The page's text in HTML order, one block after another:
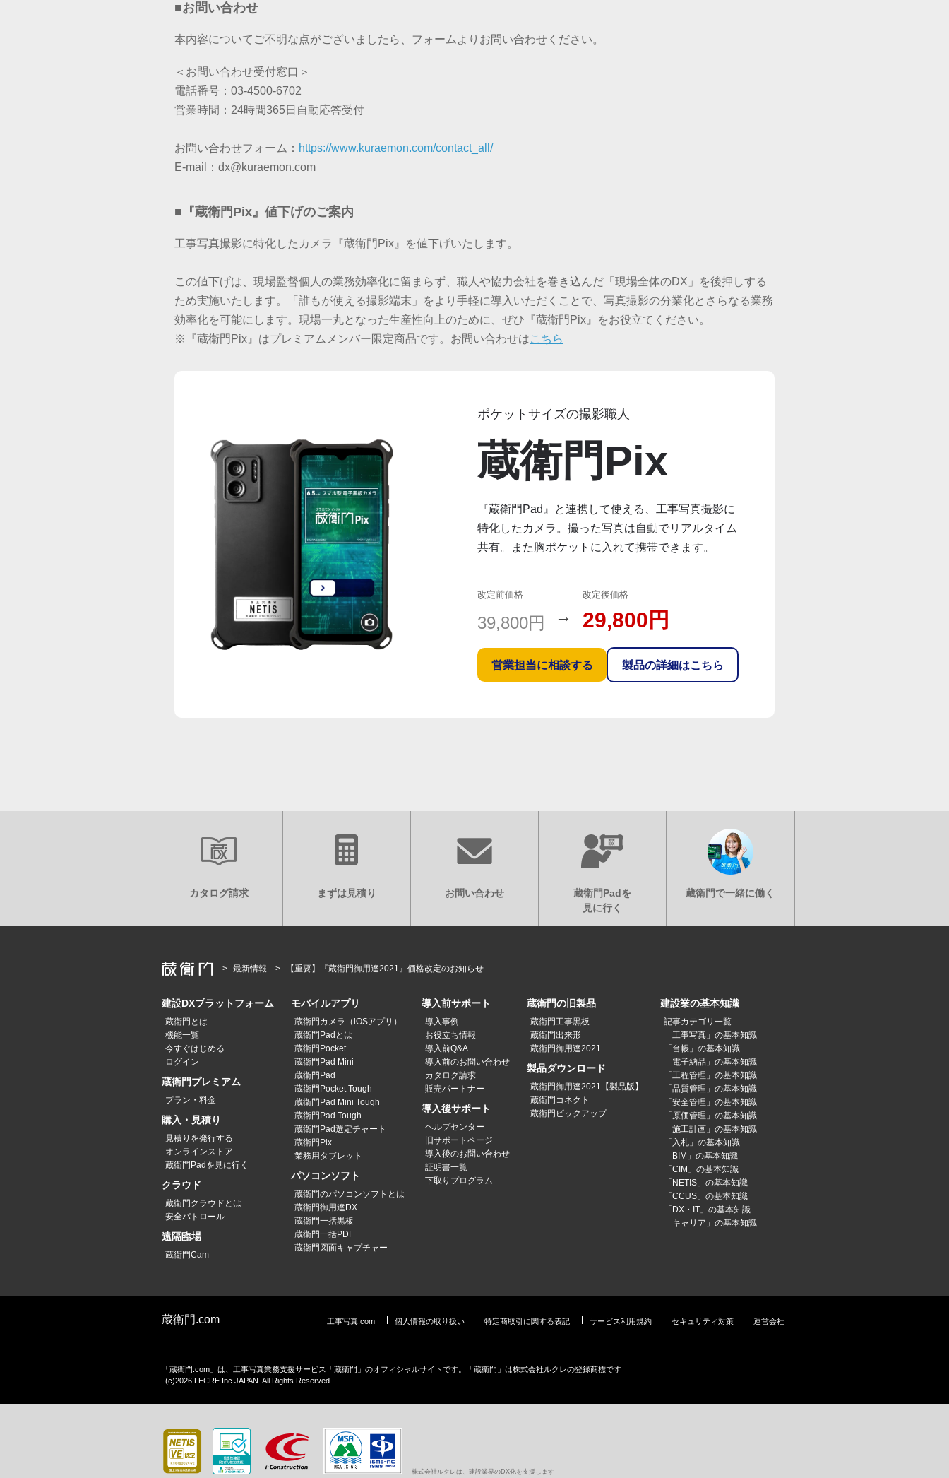
■お問い合わせ
本内容についてご不明な点がございましたら、フォームよりお問い合わせください。
＜お問い合わせ受付窓口＞
電話番号：03-4500-6702
営業時間：24時間365日自動応答受付
お問い合わせフォーム： https://www.kuraemon.com/contact_all/
E-mail：dx@kuraemon.com
■『蔵衛門Pix』値下げのご案内
工事写真撮影に特化したカメラ『蔵衛門Pix』を値下げいたします。
この値下げは、現場監督個人の業務効率化に留まらず、職人や協力会社を巻き込んだ「現場全体のDX」を後押しする
ため実施いたします。「誰もが使える撮影端末」をより手軽に導入いただくことで、写真撮影の分業化とさらなる業務
効率化を可能にします。現場一丸となった生産性向上のために、ぜひ『蔵衛門Pix』をお役立てください。
※『蔵衛門Pix』はプレミアムメンバー限定商品です。お問い合わせはこちら
ポケットサイズの撮影職人
蔵衛門Pix
『蔵衛門Pad』と連携して使える、工事写真撮影に
特化したカメラ。撮った写真は自動でリアルタイム
共有。また胸ポケットに入れて携帯できます。
改定前価格
39,800円 →
改定後価格
29,800円
営業担当に相談する 製品の詳細はこちら
カタログ請求 まずは見積り お問い合わせ
蔵衛門Padを
見に行く
最新情報 【重要】『蔵衛門御用達2021』価格改定のお知らせ
建設DXプラットフォーム
蔵衛門とは
機能一覧
今すぐはじめる
ログイン
蔵衛門プレミアム
プラン・料金
購入・見積り
見積りを発行する
オンラインストア
蔵衛門Padを見に行く
クラウド
蔵衛門クラウドとは
安全パトロール
遠隔臨場
蔵衛門Cam
モバイルアプリ
蔵衛門カメラ（iOSアプリ）
蔵衛門Padとは
蔵衛門Pocket
蔵衛門Pad Mini
蔵衛門Pad
蔵衛門Pocket Tough
蔵衛門Pad Mini Tough
蔵衛門Pad Tough
蔵衛門Pad選定チャート
蔵衛門Pix
業務用タブレット
パソコンソフト
蔵衛門のパソコンソフトとは
蔵衛門御用達DX
蔵衛門一括黒板
蔵衛門一括PDF
蔵衛門図面キャプチャー
導入前サポート
導入事例
お役立ち情報
導入前Q&A
導入前のお問い合わせ
カタログ請求
販売パートナー
導入後サポート
ヘルプセンター
旧サポートページ
導入後のお問い合わせ
証明書一覧
下取りプログラム
蔵衛門の旧製品
蔵衛門工事黒板
蔵衛門出来形
蔵衛門御用達2021
製品ダウンロード
蔵衛門御用達2021【製品版】
蔵衛門コネクト
蔵衛門ピックアップ
建設業の基本知識
記事カテゴリ一覧
「工事写真」の基本知識
「台帳」の基本知識
「電子納品」の基本知識
「工程管理」の基本知識
「品質管理」の基本知識
「安全管理」の基本知識
「原価管理」の基本知識
「施工計画」の基本知識
「入札」の基本知識
「BIM」の基本知識
「CIM」の基本知識
「NETIS」の基本知識
「CCUS」の基本知識
「DX・IT」の基本知識
「キャリア」の基本知識
蔵衛門.com 工事写真.com 個人情報の取り扱い 特定商取引に関する表記 サービス利用規約 セキュリティ対策 運営会社
「蔵衛門.com」は、工事写真業務支援サービス「蔵衛門」のオフィシャルサイトです。「蔵衛門」は株式会社ルクレの登録商標です
(c)2026 LECRE Inc.JAPAN. All Rights Reserved.
株式会社ルクレは、建設業界のDX化を支援します